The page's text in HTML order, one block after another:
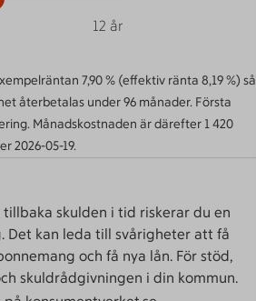
12 år
7,90 % (effektiv ränta 8,19 %) så
återbetalas under 96 månader. Första
Månadskostnaden är därefter 1 420
2026-05-19.
skulden i tid riskerar du en
Det kan leda till svårigheter att få
och få nya lån. För stöd,
skuld­rådgivningen i din kommun.